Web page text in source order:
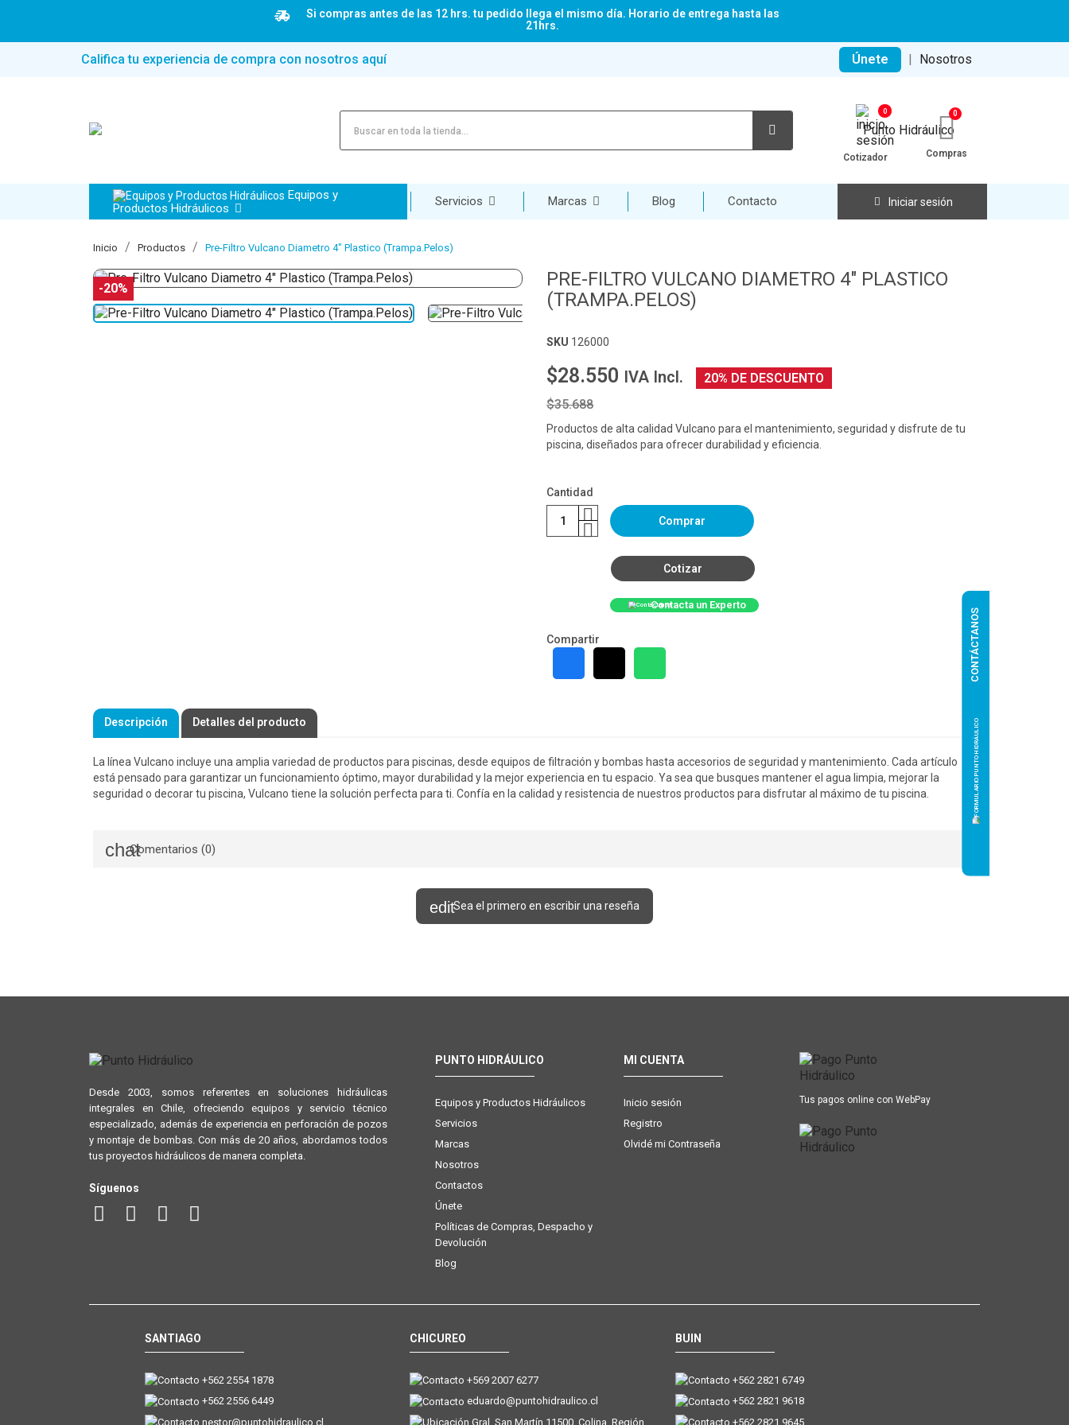
Si compras antes de las 12 hrs. tu pedido llega el mismo día. Horario de entrega hasta las
21hrs.
Califica tu experiencia de compra con nosotros aquí Únete | Nosotros
0
Cotizador Compras
Equipos y
Productos Hidráulicos
Servicios Marcas Blog Contacto Iniciar sesión
Inicio Productos Pre-Filtro Vulcano Diametro 4" Plastico (Trampa.Pelos)
-20%
PRE-FILTRO VULCANO DIAMETRO 4" PLASTICO
(TRAMPA.PELOS)
SKU 126000
$28.550 IVA Incl.
20% DE DESCUENTO
$35.688
Productos de alta calidad Vulcano para el mantenimiento, seguridad y disfrute de tu
piscina, diseñados para ofrecer durabilidad y eficiencia.
Cantidad
Comprar
Cotizar
Contacta un Experto
Compartir
Descripción Detalles del producto
La línea Vulcano incluye una amplia variedad de productos para piscinas, desde equipos de filtración y bombas hasta accesorios de seguridad y mantenimiento. Cada artículo
está pensado para garantizar un funcionamiento óptimo, mayor durabilidad y la mejor experiencia en tu espacio. Ya sea que busques mantener el agua limpia, mejorar la
seguridad o decorar tu piscina, Vulcano tiene la solución perfecta para ti. Confía en la calidad y resistencia de nuestros productos para disfrutar al máximo de tu piscina.
Comentarios (0)
Sea el primero en escribir una reseña
Desde 2003, somos referentes en soluciones hidráulicas
integrales en Chile, ofreciendo equipos y servicio técnico
especializado, además de experiencia en perforación de pozos
y montaje de bombas. Con más de 20 años, abordamos todos
tus proyectos hidráulicos de manera completa.
Síguenos
PUNTO HIDRÁULICO
Equipos y Productos Hidráulicos
Servicios
Marcas
Nosotros
Contactos
Únete
Políticas de Compras, Despacho y
Devolución
Blog
MI CUENTA
Inicio sesión
Registro
Olvidé mi Contraseña
CONTÁCTANOS
Tus pagos online con WebPay
SANTIAGO
+562 2554 1878
+562 2556 6449
nestor@puntohidraulico.cl
CHICUREO
+569 2007 6277
eduardo@puntohidraulico.cl
Gral. San Martín 11500, Colina, Región
BUIN
+562 2821 6749
+562 2821 9618
+562 2821 9645